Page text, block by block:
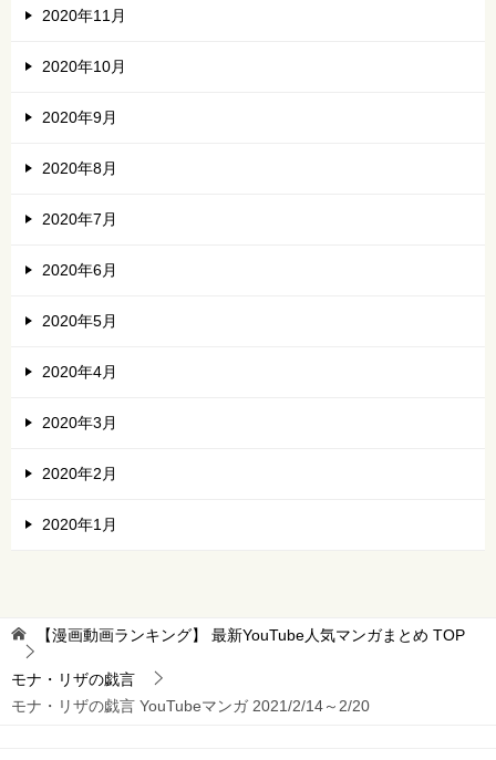
2020年11月
2020年10月
2020年9月
2020年8月
2020年7月
2020年6月
2020年5月
2020年4月
2020年3月
2020年2月
2020年1月
【漫画動画ランキング】 最新YouTube人気マンガまとめ TOP
モナ・リザの戯言
モナ・リザの戯言 YouTubeマンガ 2021/2/14～2/20